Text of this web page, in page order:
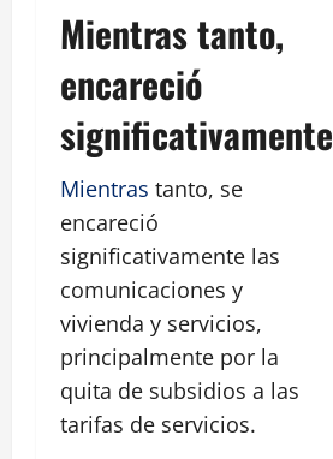
Mientras tanto,
encareció
significativamente
Mientras tanto, se
encareció
significativamente las
comunicaciones y
vivienda y servicios,
principalmente por la
quita de subsidios a las
tarifas de servicios.